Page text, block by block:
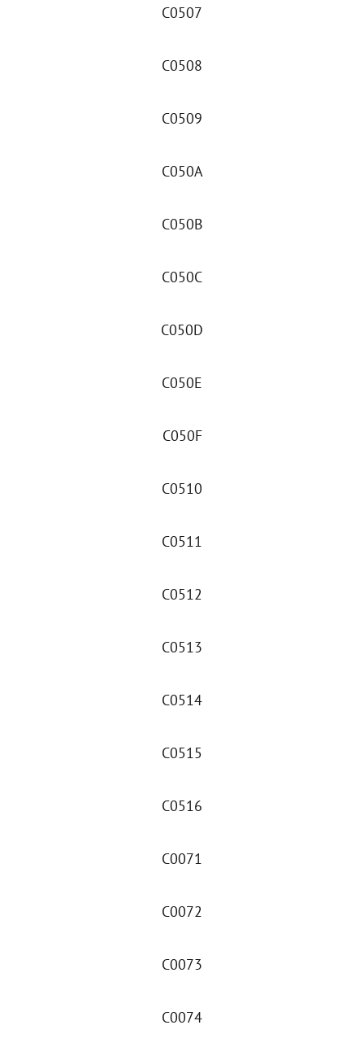
C0507
C0508
C0509
C050A
C050B
C050C
C050D
C050E
C050F
C0510
C0511
C0512
C0513
C0514
C0515
C0516
C0071
C0072
C0073
C0074